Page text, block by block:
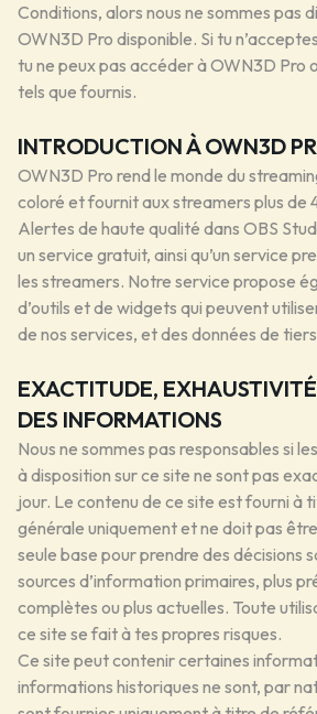
Conditions, alors nous ne sommes pas
OWN3D Pro disponible. Si tu
tu ne peux pas accéder à OWN3D Pro
tels que fournis.
INTRODUCTION À OWN3D
OWN3D Pro rend le monde du
coloré et fournit aux streamers plus
Alertes de haute qualité dans OBS
un service gratuit, ainsi qu’un service
les streamers. Notre service propose
d’outils et de widgets qui peuvent
de nos services, et des données de
EXACTITUDE,
DES INFORMATIONS
Nous ne sommes pas responsables si
à disposition sur ce site ne sont pas
jour. Le contenu de ce site est fourni à
générale uniquement et ne doit pas
seule base pour prendre des décisions
sources d’information primaires, plus
complètes ou plus actuelles. Toute
ce site se fait à tes propres risques.
Ce site peut contenir certaines
informations historiques ne sont, par